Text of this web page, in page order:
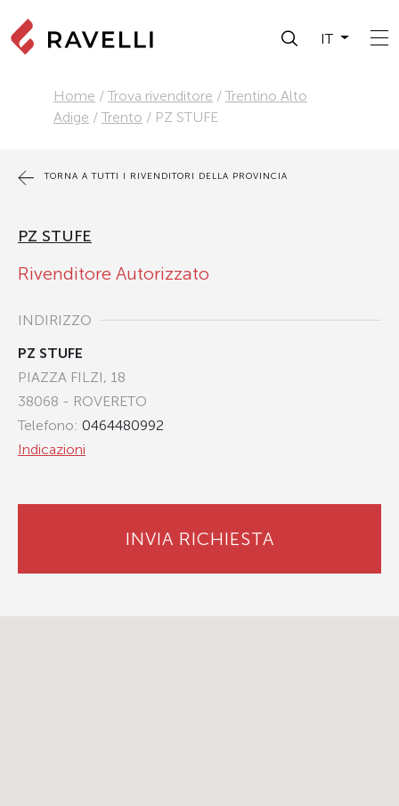
IT
Home / Trova rivenditore / Trentino Alto
Adige / Trento / PZ STUFE
TORNA A TUTTI I RIVENDITORI DELLA PROVINCIA
PZ STUFE
Rivenditore Autorizzato
INDIRIZZO
PZ STUFE
PIAZZA FILZI, 18
38068 - ROVERETO
Telefono: 0464480992
Indicazioni
INVIA RICHIESTA